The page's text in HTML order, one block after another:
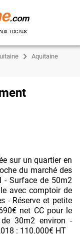
- LOCAUX
Aquitaine
sur un quartier en
du marché des
- Surface de 50m2
avec comptoir de
- Réserve et petite
net CC pour le
30m2 environ -
: 110.000€ HT